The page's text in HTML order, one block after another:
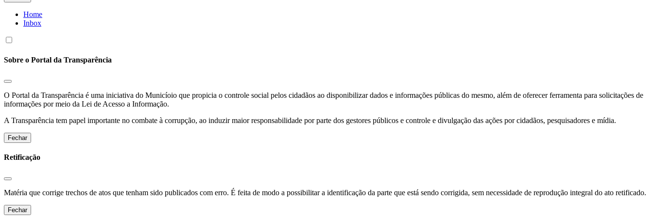
Home
Inbox
Sobre o Portal da Transparência
O Portal da Transparência é uma iniciativa do Municíoio que propicia o controle social pelos cidadãos ao disponibilizar dados e informações públicas do mesmo, além de oferecer ferramenta para solicitações de
informações por meio da Lei de Acesso a Informação.
A Transparência tem papel importante no combate à corrupção, ao induzir maior responsabilidade por parte dos gestores públicos e controle e divulgação das ações por cidadãos, pesquisadores e mídia.
Fechar
Retificação
Matéria que corrige trechos de atos que tenham sido publicados com erro. É feita de modo a possibilitar a identificação da parte que está sendo corrigida, sem necessidade de reprodução integral do ato retificado.
Fechar